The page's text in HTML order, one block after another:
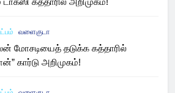
வளைகுடா
மோசடியைத் தடுக்க கத்தாரில்
கார்டு அறிமுகம்!